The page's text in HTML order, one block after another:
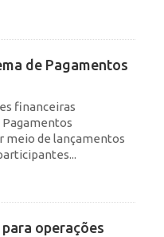
de Pagamentos
financeiras
Pagamentos
meio de lançamentos
operações